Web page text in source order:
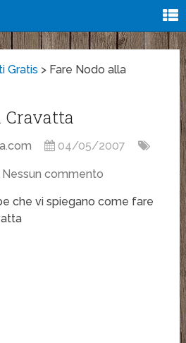
Gratis > Fare Nodo alla
Cravatta
04/05/2007
Nessun commento
che vi spiegano come fare